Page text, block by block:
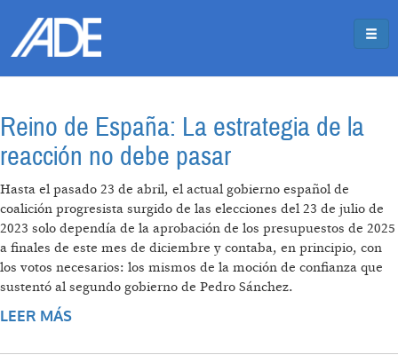
Reino de España: La estrategia de la
reacción no debe pasar
Hasta el pasado 23 de abril, el actual gobierno español de
coalición progresista surgido de las elecciones del 23 de julio de
2023 solo dependía de la aprobación de los presupuestos de 2025
a finales de este mes de diciembre y contaba, en principio, con
los votos necesarios: los mismos de la moción de confianza que
sustentó al segundo gobierno de Pedro Sánchez.
LEER MÁS